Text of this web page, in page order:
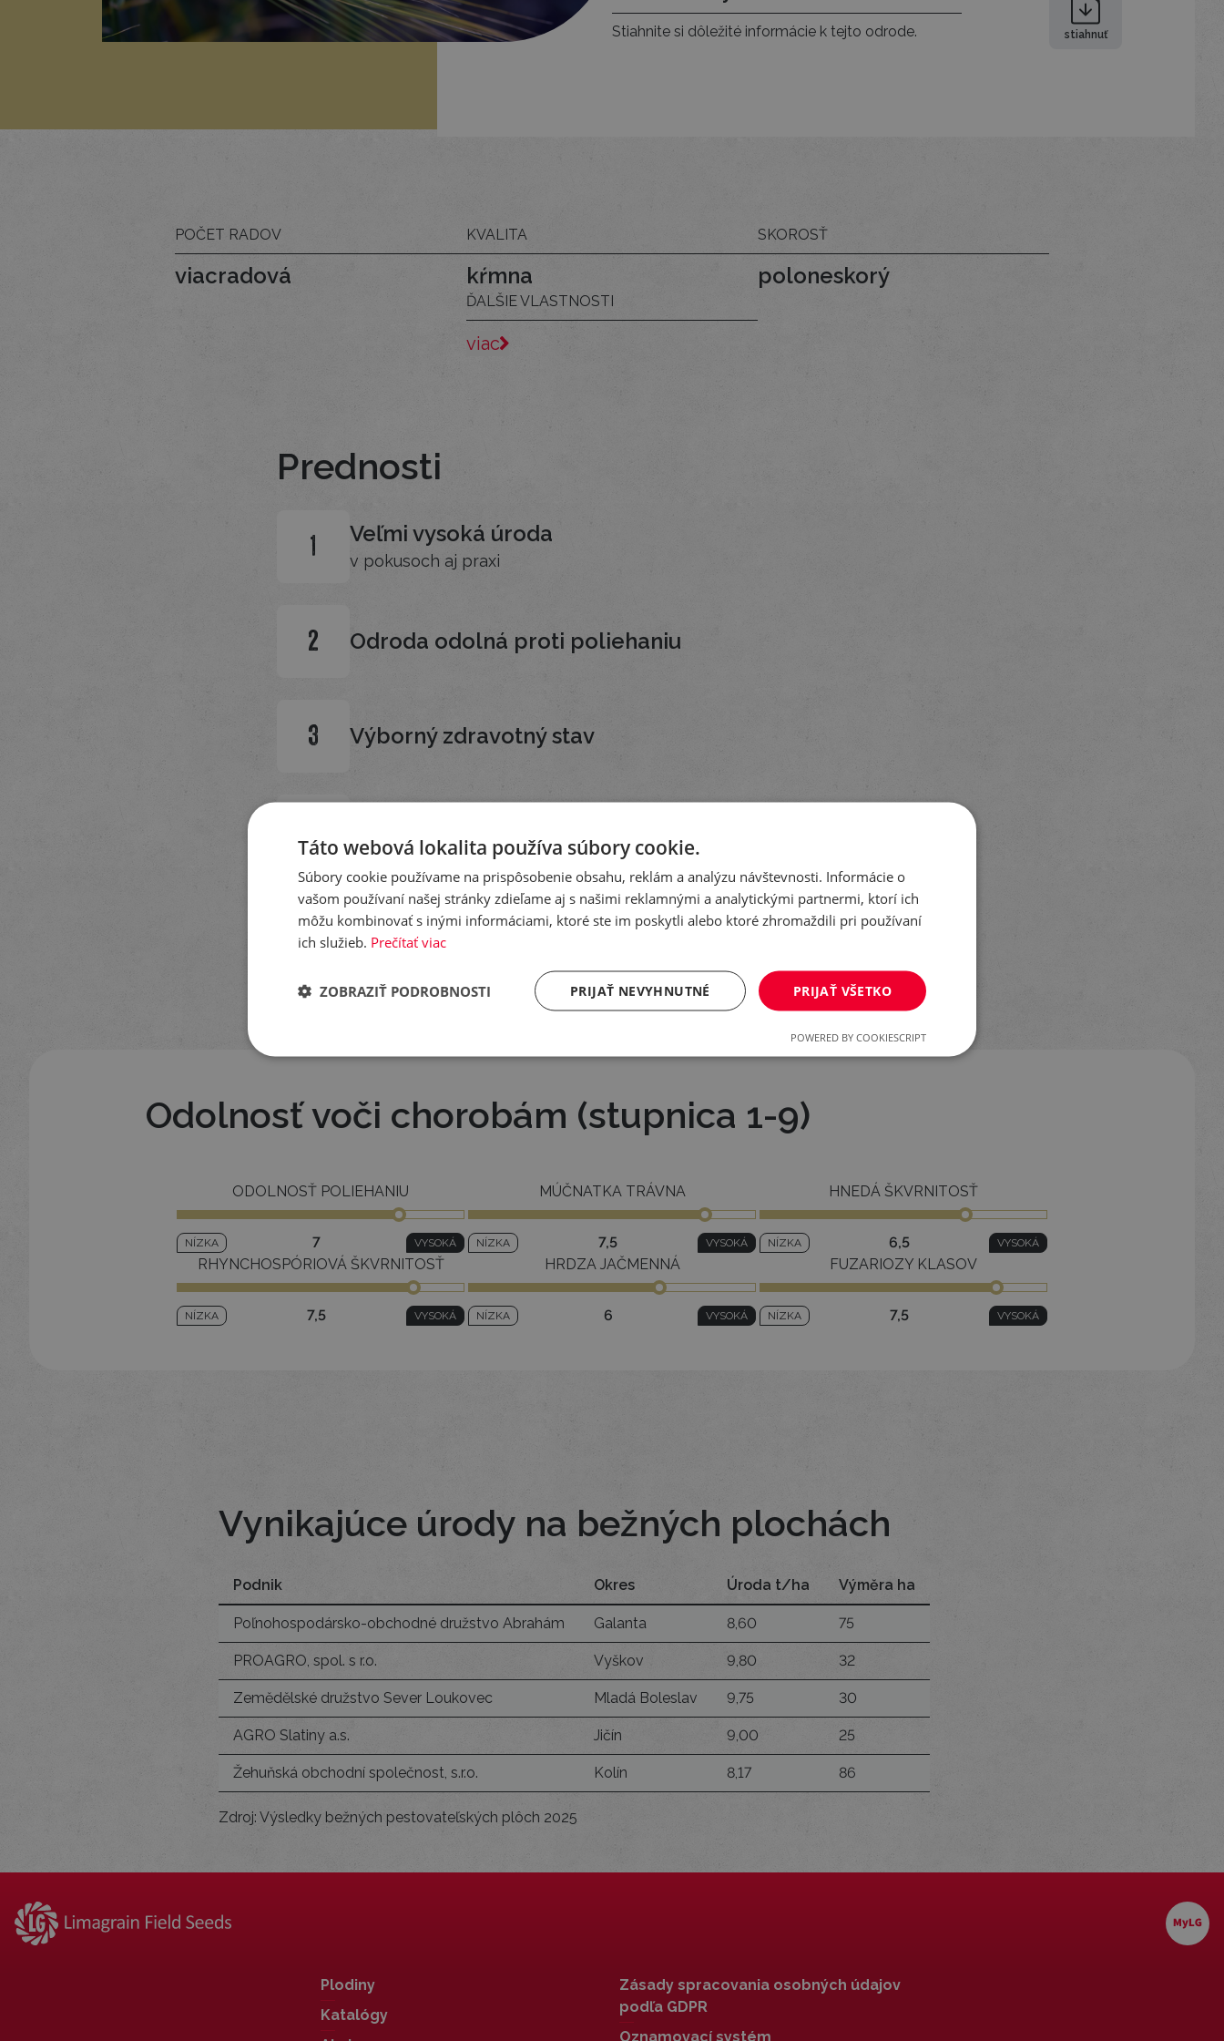
Stiahnite si dôležité informácie k tejto odrode. stiahnuť
POČET RADOV
viacradová
KVALITA
kŕmna
SKOROSŤ
poloneskorý
ĎALŠIE VLASTNOSTI
viac
Prednosti
1 Veľmi vysoká úroda
v pokusoch aj praxi
2 Odroda odolná proti poliehaniu
3 Výborný zdravotný stav
Veľmi dobrá zimuvzdornosť
Odolnosť voči chorobám (stupnica 1-9)
ODOLNOSŤ POLIEHANIU
NÍZKA 7 VYSOKÁ
MÚČNATKA TRÁVNA
NÍZKA 7,5 VYSOKÁ
HNEDÁ ŠKVRNITOSŤ
NÍZKA 6,5 VYSOKÁ
RHYNCHOSPÓRIOVÁ ŠKVRNITOSŤ
NÍZKA 7,5 VYSOKÁ
HRDZA JAČMENNÁ
NÍZKA 6 VYSOKÁ
FUZARIOZY KLASOV
NÍZKA 7,5 VYSOKÁ
Vynikajúce úrody na bežných plochách
Podnik Okres Úroda t/ha Výměra ha
Poľnohospodársko-obchodné družstvo Abrahám Galanta 8,60 75
PROAGRO, spol. s r.o. Vyškov 9,80 32
Zemědělské družstvo Sever Loukovec Mladá Boleslav 9,75 30
AGRO Slatiny a.s. Jičín 9,00 25
Žehuňská obchodní společnost, s.r.o. Kolín 8,17 86
Zdroj: Výsledky bežných pestovateľských plôch 2025
Plodiny
Katalógy
Zásady spracovania osobných údajov
podľa GDPR
Oznamovací systém
Táto webová lokalita používa súbory cookie.
Súbory cookie používame na prispôsobenie obsahu, reklám a analýzu návštevnosti. Informácie o
vašom používaní našej stránky zdieľame aj s našimi reklamnými a analytickými partnermi, ktorí ich
môžu kombinovať s inými informáciami, ktoré ste im poskytli alebo ktoré zhromaždili pri používaní
ich služieb. Prečítať viac
PRIJAŤ VŠETKO
PRIJAŤ NEVYHNUTNÉ
ZOBRAZIŤ PODROBNOSTI
POWERED BY COOKIESCRIPT